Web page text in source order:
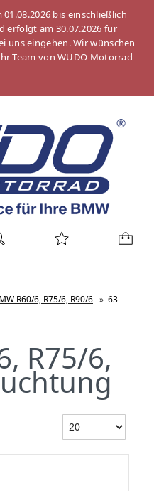
bis einschließlich
erfolgt am 30.07.2026 für
uns eingehen. Wir wünschen
Team von WÜDO Motorrad
R60/6, R75/6, R90/6 » 63
R75/6,